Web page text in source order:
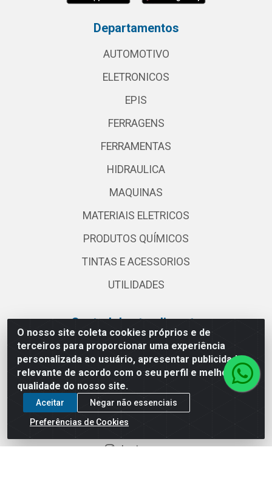
O nosso site coleta cookies próprios e de
terceiros para proporcionar uma experiência
personalizada ao usuário, apresentar publicidade
relevante de acordo com o seu perfil e melhorar a
qualidade do nosso site.
Aceitar
Negar não essenciais
Preferências de Cookies
Departamentos
AUTOMOTIVO
ELETRONICOS
EPIS
FERRAGENS
FERRAMENTAS
HIDRAULICA
MAQUINAS
MATERIAIS ELETRICOS
PRODUTOS QUÍMICOS
TINTAS E ACESSORIOS
UTILIDADES
Central de atendimento
(11) 2030 3000
vendas@globalatacadista.com.br
Horário de atendimento: Segunda a Sexta das
07:30h às 18h.
Redes sociais
Instagram